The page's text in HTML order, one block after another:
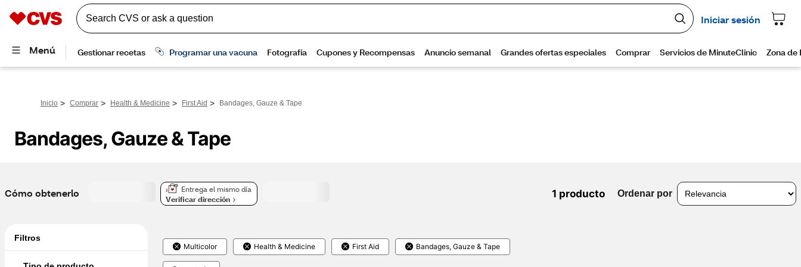
Inicio > Comprar > Health & Medicine > First Aid > Bandages, Gauze & Tape
Bandages, Gauze & Tape
Cómo obtenerlo
Entrega el mismo día
Verificar dirección
1 producto Ordenar por
Filtros
Multicolor Health & Medicine First Aid Bandages, Gauze & Tape